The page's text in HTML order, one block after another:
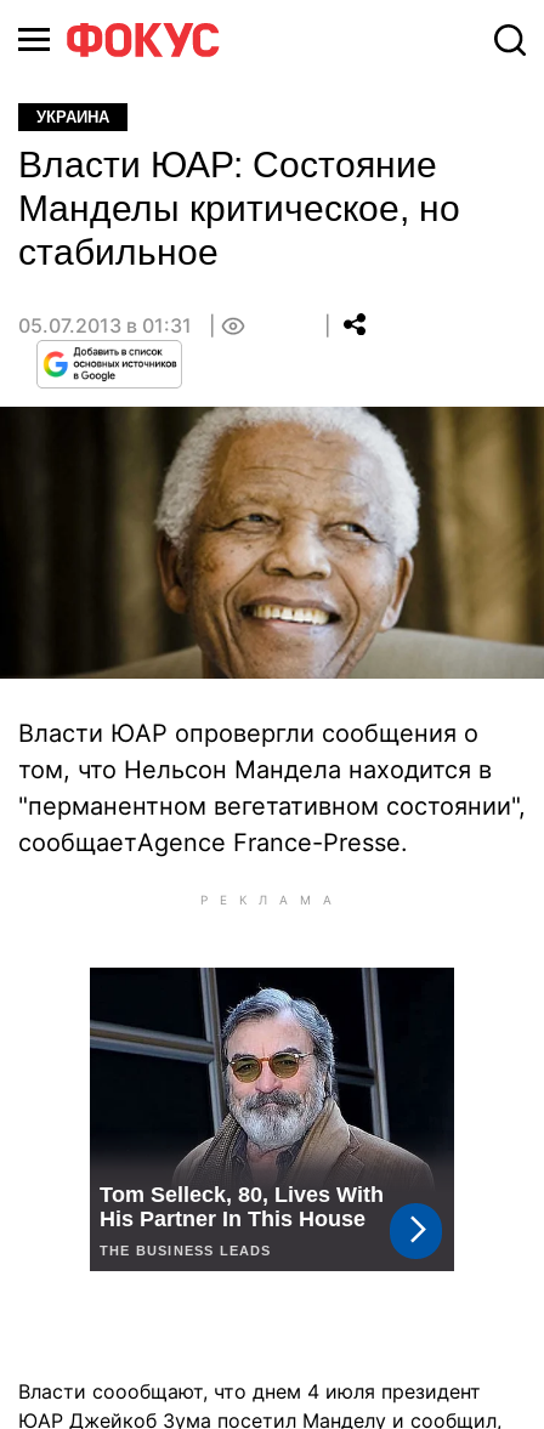
УКРАИНА
Власти ЮАР: Состояние
Манделы критическое, но
стабильное
05.07.2013 в 01:31
Власти ЮАР опровергли сообщения о
том, что Нельсон Мандела находится в
"перманентном вегетативном состоянии",
сообщаетAgence France-Presse.
Власти соообщают, что днем 4 июля президент
ЮАР Джейкоб Зума посетил Манделу и сообщил,